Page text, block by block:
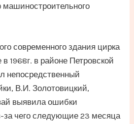
машиностроительного
современного здания цирка
1968г. в районе Петровской
непосредственный
В.И. Золотовицкий,
выявила ошибки
за чего следующие 23 месяца